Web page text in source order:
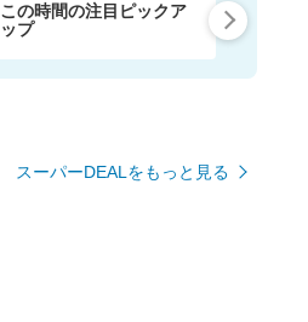
この時間の注目ピックア
ップ
スーパーDEALをもっと見る